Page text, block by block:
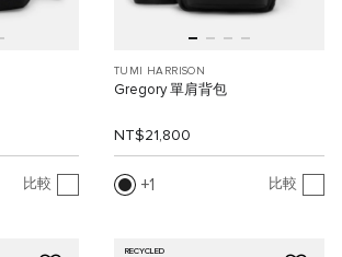
比較
TUMI HARRISON
Gregory 單肩背包
NT$21,800
1 比較
RECYCLED